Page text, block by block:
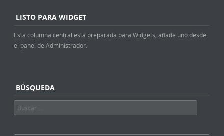
LISTO PARA WIDGET
Esta columna central está preparada para Widgets, añade uno desde
el panel de Administrador.
BÚSQUEDA
Buscar